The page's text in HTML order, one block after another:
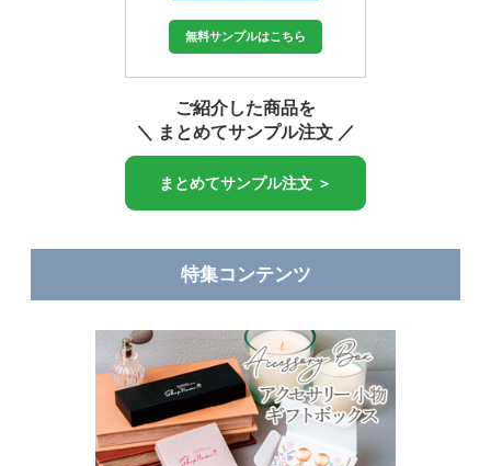
無料サンプルはこちら
ご紹介した商品を
＼ まとめてサンプル注文 ／
まとめてサンプル注文 ＞
特集コンテンツ